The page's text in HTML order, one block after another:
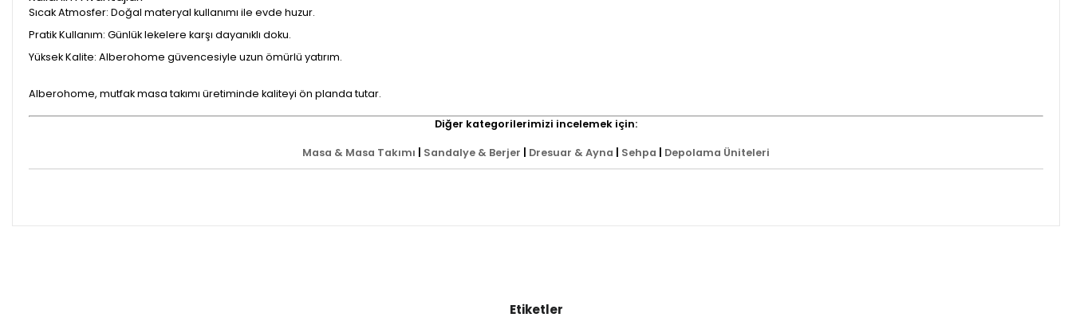
Sıcak Atmosfer: Doğal materyal kullanımı ile evde huzur.
Pratik Kullanım: Günlük lekelere karşı dayanıklı doku.
Yüksek Kalite: Alberohome güvencesiyle uzun ömürlü yatırım.
Alberohome, mutfak masa takımı üretiminde kaliteyi ön planda tutar.
Diğer kategorilerimizi incelemek için:
Masa & Masa Takımı Sandalye & Berjer Dresuar & Ayna Sehpa Depolama Üniteleri
Etiketler